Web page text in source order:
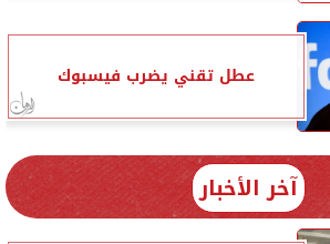
عطل تقني يضرب فيسبوك
آخر الأخبار